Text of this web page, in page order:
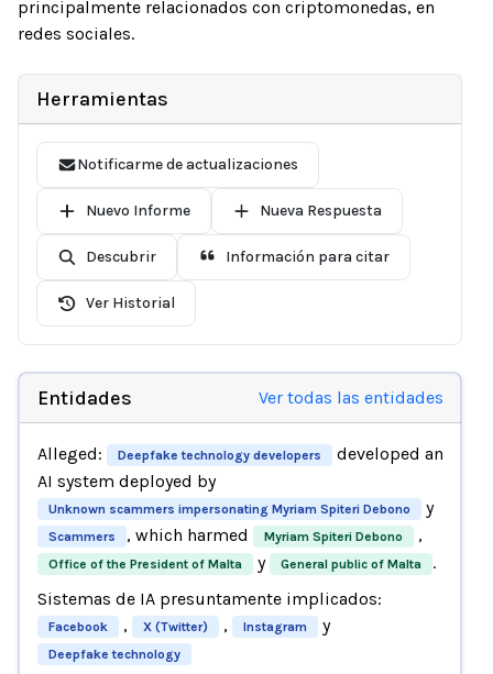
principalmente relacionados con criptomonedas, en
redes sociales.
Herramientas
Notificarme de actualizaciones
Nuevo Informe Nueva Respuesta
Descubrir Información para citar
Ver Historial
Entidades Ver todas las entidades
Alleged: Deepfake technology developers
developed an
AI system deployed by
Unknown scammers impersonating Myriam Spiteri Debono y
Scammers , which harmed Myriam Spiteri Debono ,
Office of the President of Malta y General public of Malta
.
Sistemas de IA presuntamente implicados:
Facebook , X (Twitter) , Instagram y
Deepfake technology